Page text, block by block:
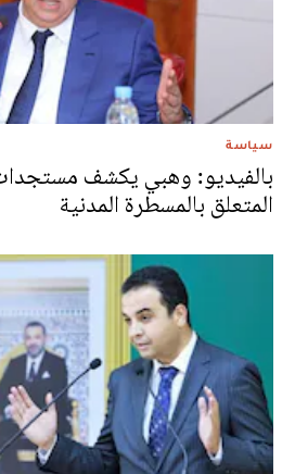
سياسة
بالفيديو: وهبي يكشف
المتعلق بالمسطرة المدنية